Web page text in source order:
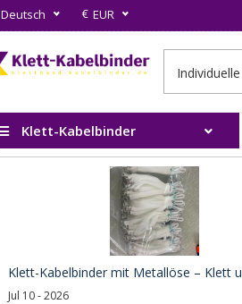
Deutsch € EUR
Klett-Kabelbinder
Klett-Kabelbinder mit Metallöse – Klett
Jul 10 - 2026